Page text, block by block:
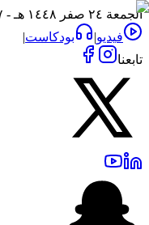
الجمعة ٢٤ صفر ١٤٤٨ هـ - ٠٧ أغسطس ٢٠٢٦
فيديو| بودكاست|
تابعنا